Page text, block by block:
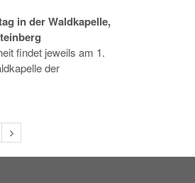
in der Waldkapelle,
findet jeweils am 1.
der
Nächste
Seite